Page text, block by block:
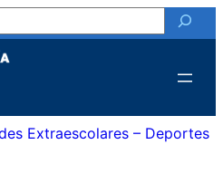
Extraescolares – Deportes